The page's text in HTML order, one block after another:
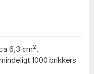
6,3 cm2.
1000 brikkers